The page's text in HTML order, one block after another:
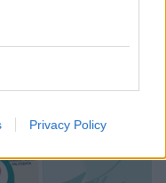
Privacy Policy